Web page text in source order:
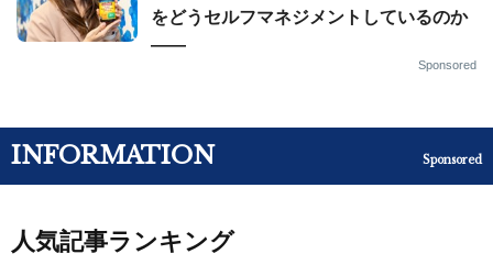
をどうセルフマネジメントしているのか
——
Sponsored
INFORMATION Sponsored
人気記事ランキング